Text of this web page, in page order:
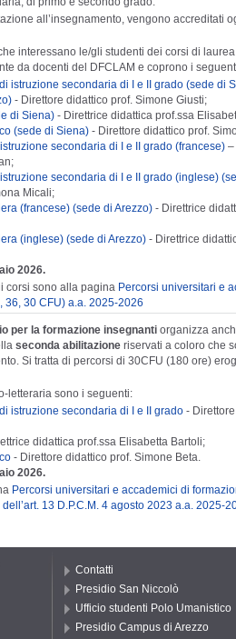
all’insegnamento, vengono accreditati
interessano le/gli studenti dei corsi di
da docenti del DFCLAM e coprono i
istruzione secondaria di I e II grado (sede di
- Direttore didattico prof. Simone Giusti;
di Siena) - Direttrice didattica prof.ssa
(sede di Siena) - Direttore didattico prof.
secondaria di I e II grado (francese) –
secondaria di I e II grado (inglese)
Micali;
(francese) (sede di Arezzo) - Direttrice
(inglese) (sede di Arezzo) - Direttrice
2026.
corsi sono alla pagina Percorsi universitari e
30 CFU) a.a. 2025-2026
per la formazione insegnanti organizza
seconda abilitazione riservati a coloro che
Si tratta di percorsi di 30CFU (180 ore)
letteraria sono i seguenti:
istruzione secondaria di I e II grado -
didattica prof.ssa Elisabetta Bartoli;
- Direttore didattico prof. Simone Beta.
2026.
Percorsi universitari e accademici di
13 D.P.C.M. 4 agosto 2023 a.a. 2025-
Contatti
Presidio San Niccolò
Ufficio studenti Polo Umanistico
Presidio Campus di Arezzo